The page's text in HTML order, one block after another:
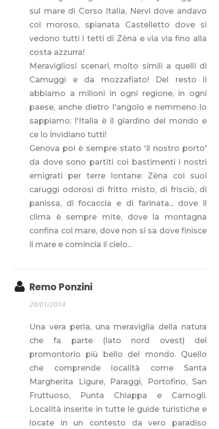
sul mare di Corso Italia, Nervi dove andavo
col moroso, spianata Castelletto dove si
vedono tutti i tetti di Zèna e via via fino alla
costa azzurra!
Meravigliosi scenari, molto simili a quelli di
Camuggi e da mozzafiato! Del resto li
abbiamo a milioni in ogni regione, in ogni
paese, anche dietro l'angolo e nemmeno lo
sappiamo: l'Italia è il giardino del mondo e
ce lo invidiano tutti!
Genova poi è sempre stato 'il nostro porto'
da dove sono partiti coi bastimenti i nostri
emigrati per terre lontane: Zèna coi suoi
caruggi odorosi di fritto misto, di frisciò, di
panissa, di focaccia e di farinata... dove il
clima è sempre mite, dove la montagna
confina col mare, dove non si sa dove finisce
il mare e comincia il cielo...
Remo Ponzini
20/01/2014
Una vera perla, una meraviglia della natura
che fa parte (lato nord ovest) del
promontorio più bello del mondo. Quello
che comprende località come Santa
Margherita Ligure, Paraggi, Portofino, San
Fruttuoso, Punta Chiappa e Camogli.
Località inserite in tutte le guide turistiche e
locate in un contesto da vero paradiso